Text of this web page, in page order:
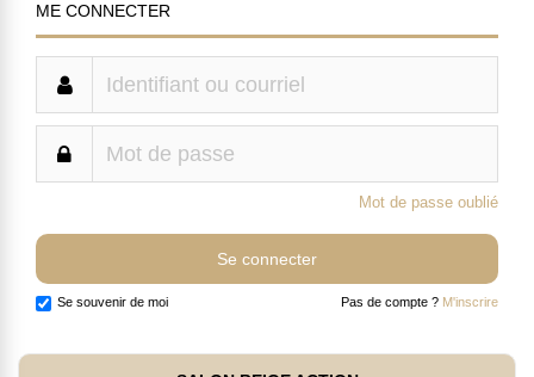
ME CONNECTER
Mot de passe oublié
Se souvenir de moi Pas de compte ? M'inscrire